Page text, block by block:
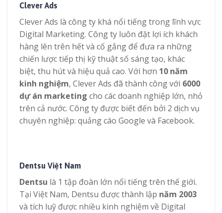
Clever Ads
Clever Ads là công ty khá nổi tiếng trong lĩnh vực
Digital Marketing. Công ty luôn đặt lợi ích khách
hàng lên trên hết và cố gắng để đưa ra những
chiến lược tiếp thị kỹ thuật số sáng tạo, khác
biệt, thu hút và hiệu quả cao. Với hơn 10 năm
kinh nghiệm, Clever Ads đã thành công với 6000
dự án marketing cho các doanh nghiệp lớn, nhỏ
trên cả nước. Công ty được biết đến bởi 2 dịch vụ
chuyên nghiệp: quảng cáo Google và Facebook.
Dentsu Việt Nam
Dentsu là 1 tập đoàn lớn nổi tiếng trên thế giới.
Tại Việt Nam, Dentsu được thành lập năm 2003
và tích luỹ được nhiều kinh nghiệm về Digital